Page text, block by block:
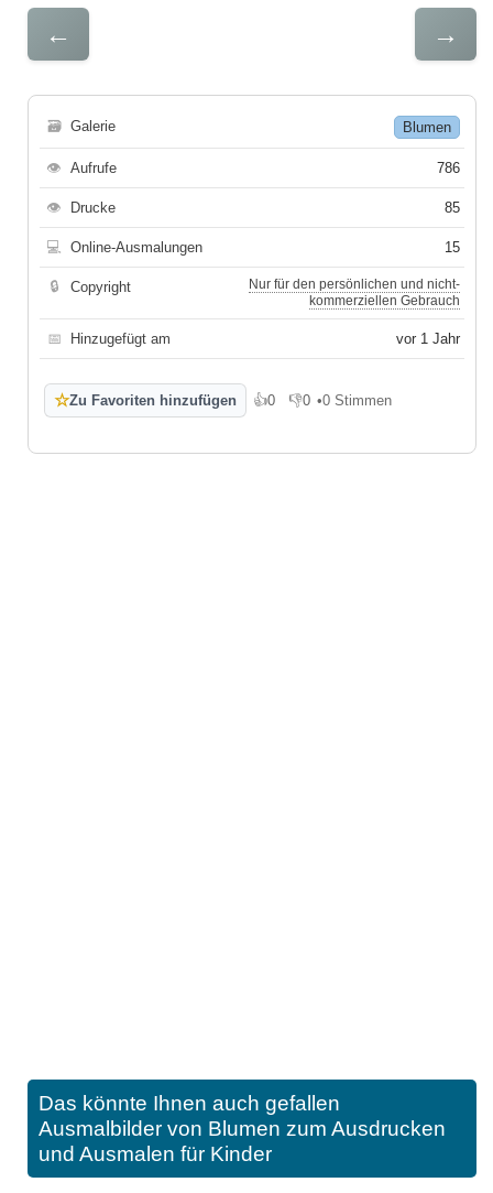
← →
🗃 Galerie Blumen
👁 Aufrufe 786
👁 Drucke 85
💻 Online-Ausmalungen 15
🔒 Copyright
Nur für den persönlichen und nicht-
kommerziellen Gebrauch
📅 Hinzugefügt am vor 1 Jahr
☆Zu Favoriten hinzufügen 👍0
Gefällt mir
👎0
Gefällt mir nicht
•0 Stimmen
Das könnte Ihnen auch gefallen
Ausmalbilder von Blumen zum Ausdrucken
und Ausmalen für Kinder